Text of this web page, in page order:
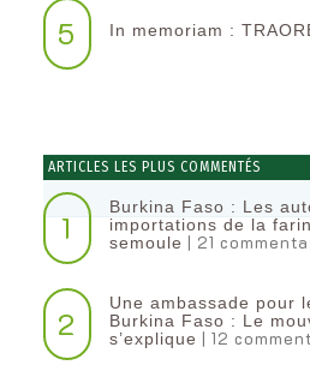
5 In memoriam :
ARTICLES LES PLUS COMMENTÉS
1
Burkina Faso : Les
importations de la
semoule | 21
2
Une ambassade pour
Burkina Faso : Le
s’explique | 12